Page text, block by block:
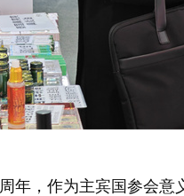
，作为主宾国参会意